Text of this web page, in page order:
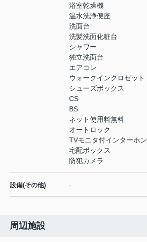
浴室乾燥機
温水洗浄便座
洗面台
洗髪洗面化粧台
シャワー
独立洗面台
エアコン
ウォークインクロゼット
シューズボックス
CS
BS
ネット使用料無料
オートロック
TVモニタ付インターホン
宅配ボックス
防犯カメラ
設備(その他) -
周辺施設